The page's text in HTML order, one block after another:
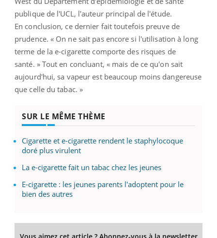
publique de l'UCL, l'auteur principal de l'étude.
En conclusion, ce dernier fait toutefois preuve de
prudence. « On ne sait pas encore si l'utilisation à long
terme de la e-cigarette comporte des risques de
santé. » Tout en concluant, « mais de ce qu'on sait
aujourd'hui, sa vapeur est beaucoup moins dangereuse
que celle du tabac. »
SUR LE MÊME THÈME
Cigarette et e-cigarette rendent le staphylocoque
doré plus virulent
La e-cigarette fait un tabac chez les jeunes
E-cigarette : les jeunes parents l'adoptent pour le
bien des autres